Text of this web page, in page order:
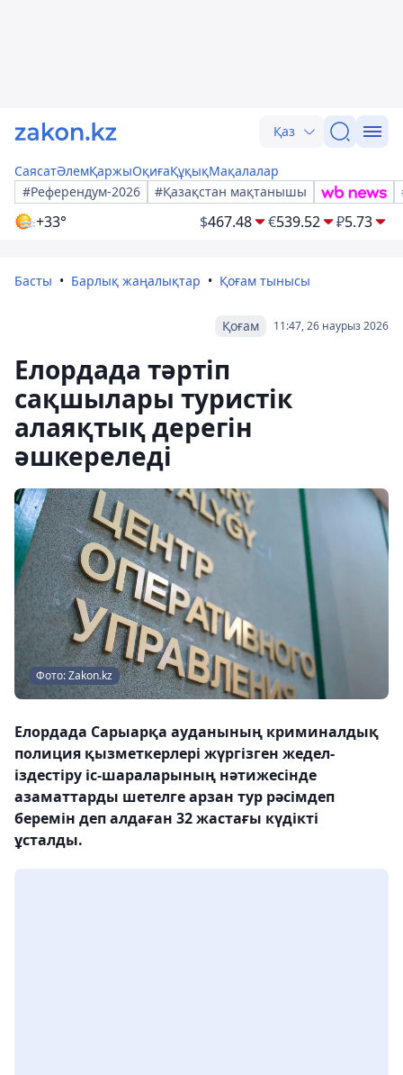
Қаз
СаясатӘлемҚаржыОқиғаҚұқықМақалалар
#Референдум-2026
#Қазақстан мақтанышы
+33° $467.48 €539.52 ₽5.73
Басты Барлық жаңалықтар Қоғам тынысы
11:47, 26 наурыз 2026
Қоғам
Елордада тәртіп
сақшылары туристік
алаяқтық дерегін
әшкереледі
Фото: Zakon.kz
Елордада Сарыарқа ауданының криминалдық
полиция қызметкерлері жүргізген жедел-
іздестіру іс-шараларының нәтижесінде
азаматтарды шетелге арзан тур рәсімдеп
беремін деп алдаған 32 жастағы күдікті
ұсталды.